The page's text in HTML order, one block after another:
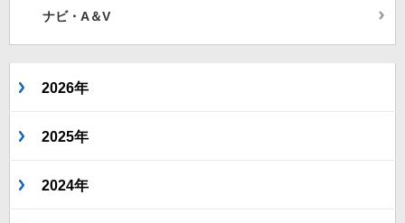
ナビ・A＆V
2026年
2025年
2024年